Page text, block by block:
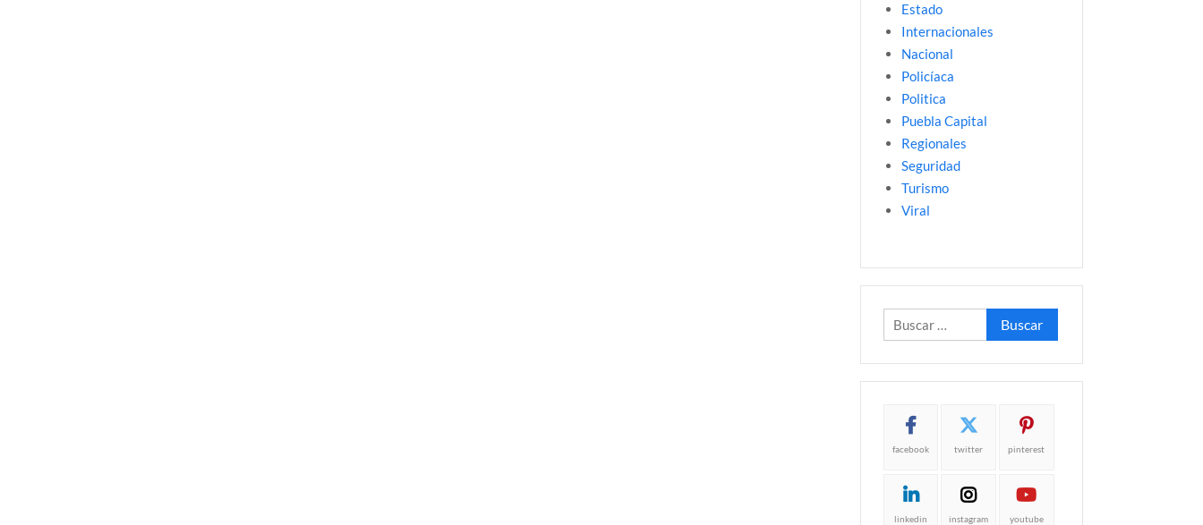
Estado
Internacionales
Nacional
Policíaca
Politica
Puebla Capital
Regionales
Seguridad
Turismo
Viral
Buscar:
facebook twitter pinterest
linkedin instagram youtube